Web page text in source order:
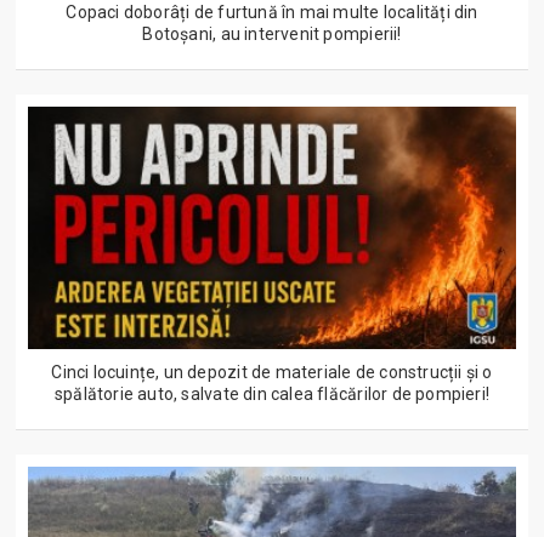
Copaci doborâți de furtună în mai multe localități din
Botoșani, au intervenit pompierii!
Cinci locuințe, un depozit de materiale de construcții și o
spălătorie auto, salvate din calea flăcărilor de pompieri!